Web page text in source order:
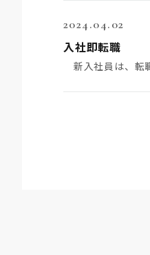
2024.04.02
入社即転職